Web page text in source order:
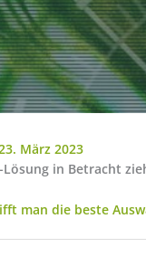
März 2023
in Betracht
man die beste